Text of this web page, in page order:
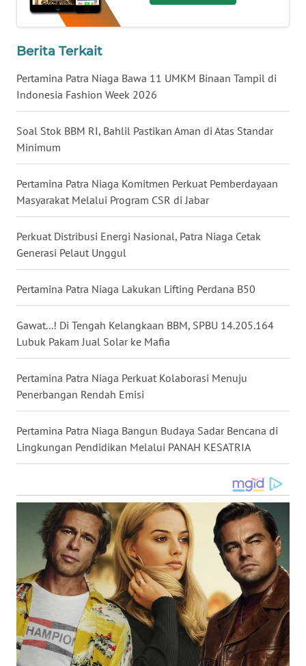
Berita Terkait
Pertamina Patra Niaga Bawa 11 UMKM Binaan Tampil di
Indonesia Fashion Week 2026
Soal Stok BBM RI, Bahlil Pastikan Aman di Atas Standar
Minimum
Pertamina Patra Niaga Komitmen Perkuat Pemberdayaan
Masyarakat Melalui Program CSR di Jabar
Perkuat Distribusi Energi Nasional, Patra Niaga Cetak
Generasi Pelaut Unggul
Pertamina Patra Niaga Lakukan Lifting Perdana B50
Gawat...! Di Tengah Kelangkaan BBM, SPBU 14.205.164
Lubuk Pakam Jual Solar ke Mafia
Pertamina Patra Niaga Perkuat Kolaborasi Menuju
Penerbangan Rendah Emisi
Pertamina Patra Niaga Bangun Budaya Sadar Bencana di
Lingkungan Pendidikan Melalui PANAH KESATRIA
WN
NUSANTARA
JOGJA
JATIM
BALI
WN
KALBAR
WN
KALTENG
WN
KALTARA
WN
KALSEL
KALTIM
WN
GORONTALO
WN
SULUT
WN
MALUKU